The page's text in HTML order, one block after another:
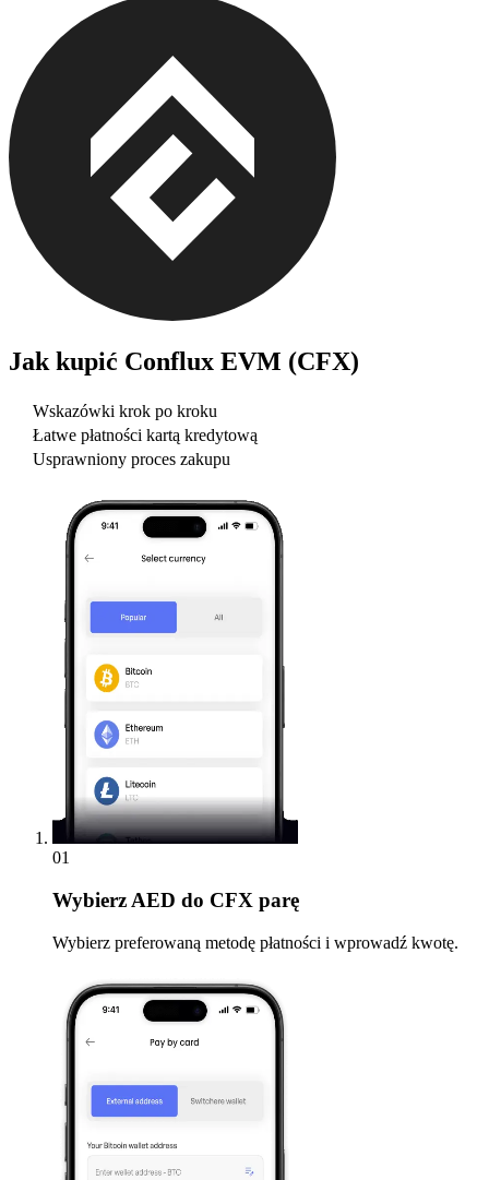
Jak kupić Conflux EVM (CFX)
Wskazówki krok po kroku
Łatwe płatności kartą kredytową
Usprawniony proces zakupu
01
Wybierz AED do CFX parę
Wybierz preferowaną metodę płatności i wprowadź kwotę.